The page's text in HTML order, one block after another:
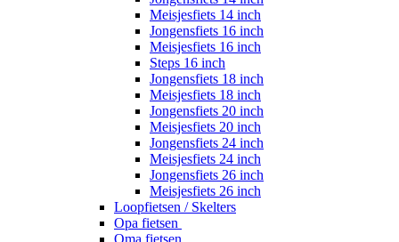
Meisjesfiets 14 inch
Jongensfiets 16 inch
Meisjesfiets 16 inch
Steps 16 inch
Jongensfiets 18 inch
Meisjesfiets 18 inch
Jongensfiets 20 inch
Meisjesfiets 20 inch
Jongensfiets 24 inch
Meisjesfiets 24 inch
Jongensfiets 26 inch
Meisjesfiets 26 inch
Loopfietsen / Skelters
Opa fietsen